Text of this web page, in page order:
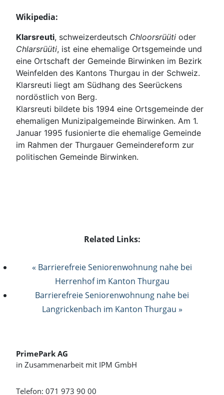
Wikipedia:
Klarsreuti, schweizerdeutsch Chloorsrüüti oder
Chlarsrüüti, ist eine ehemalige Ortsgemeinde und
eine Ortschaft der Gemeinde Birwinken im Bezirk
Weinfelden des Kantons Thurgau in der Schweiz.
Klarsreuti liegt am Südhang des Seerückens
nordöstlich von Berg.
Klarsreuti bildete bis 1994 eine Ortsgemeinde der
ehemaligen Munizipalgemeinde Birwinken. Am 1.
Januar 1995 fusionierte die ehemalige Gemeinde
im Rahmen der Thurgauer Gemeindereform zur
politischen Gemeinde Birwinken.
Related Links:
« Barrierefreie Seniorenwohnung nahe bei
Herrenhof im Kanton Thurgau
Barrierefreie Seniorenwohnung nahe bei
Langrickenbach im Kanton Thurgau »
PrimePark AG
in Zusammenarbeit mit IPM GmbH
Telefon: 071 973 90 00